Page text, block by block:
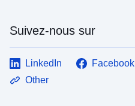
Suivez-nous sur
LinkedIn Facebook
Other